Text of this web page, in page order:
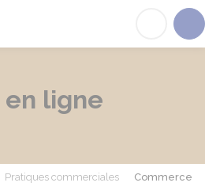
ligne
Pratiques commerciales
Commerce